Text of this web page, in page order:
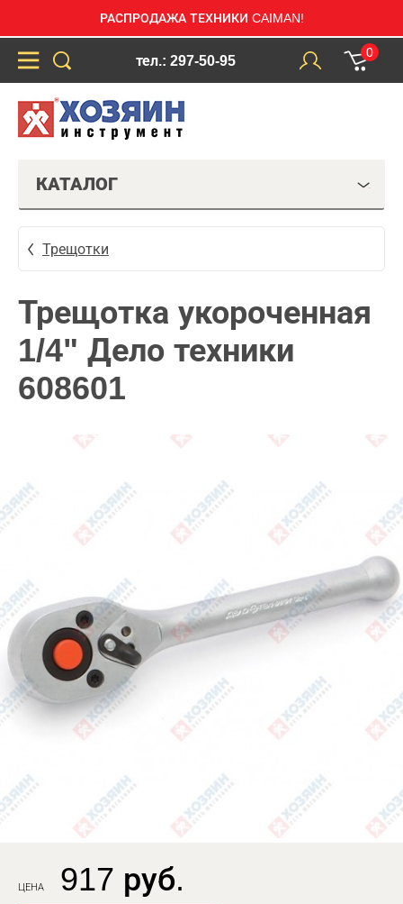
РАСПРОДАЖА ТЕХНИКИ CAIMAN!
тел.: 297-50-95
0
КАТАЛОГ
Трещотки
Трещотка укороченная
1/4" Дело техники
608601
ЦЕНА 917 руб.